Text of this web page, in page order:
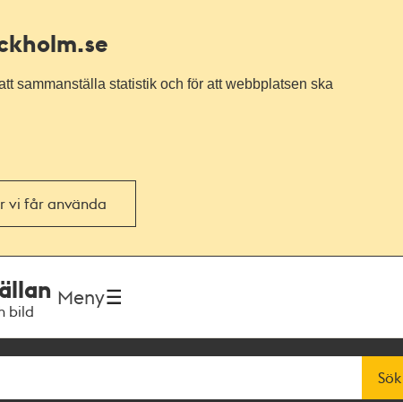
sammanställa statistik och för att webbplatsen ska
vi får använda
bild
Meny
Sök